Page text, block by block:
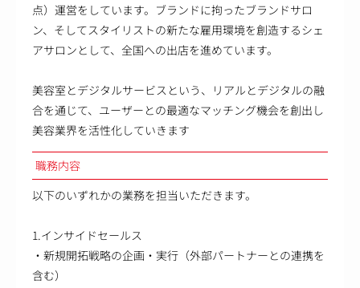
点）運営をしています。ブランドに拘ったブランドサロ
ン、そしてスタイリストの新たな雇用環境を創造するシェ
アサロンとして、全国への出店を進めています。
美容室とデジタルサービスという、リアルとデジタルの融
合を通じて、ユーザーとの最適なマッチング機会を創出し
美容業界を活性化していきます
職務内容
以下のいずれかの業務を担当いただきます。
1.インサイドセールス
・新規開拓戦略の企画・実行（外部パートナーとの連携を
含む）